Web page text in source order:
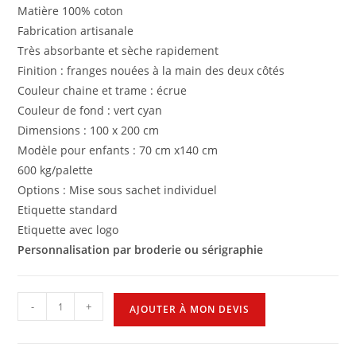
Matière 100% coton
Fabrication artisanale
Très absorbante et sèche rapidement
Finition : franges nouées à la main des deux côtés
Couleur chaine et trame : écrue
Couleur de fond : vert cyan
Dimensions : 100 x 200 cm
Modèle pour enfants : 70 cm x140 cm
600 kg/palette
Options : Mise sous sachet individuel
Etiquette standard
Etiquette avec logo
Personnalisation par broderie ou sérigraphie
- + AJOUTER À MON DEVIS